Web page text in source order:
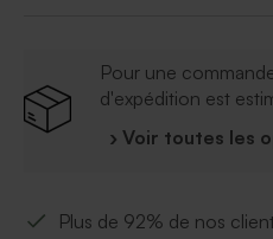
Pour une
d'expédition est
› Voir toutes les
Plus de 92% de nos